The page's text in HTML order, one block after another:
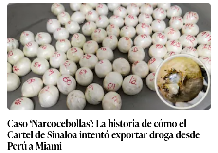
Caso ‘Narcocebollas’: La historia de cómo el
Cartel de Sinaloa intentó exportar droga desde
Perú a Miami